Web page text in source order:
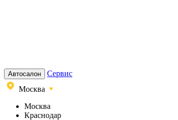
Автосалон
Сервис
Москва
Москва
Краснодар